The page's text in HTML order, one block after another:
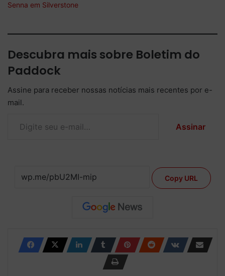
Senna em Silverstone
Descubra mais sobre Boletim do
Paddock
Assine para receber nossas notícias mais recentes por e-
mail.
Assinar
Copy URL